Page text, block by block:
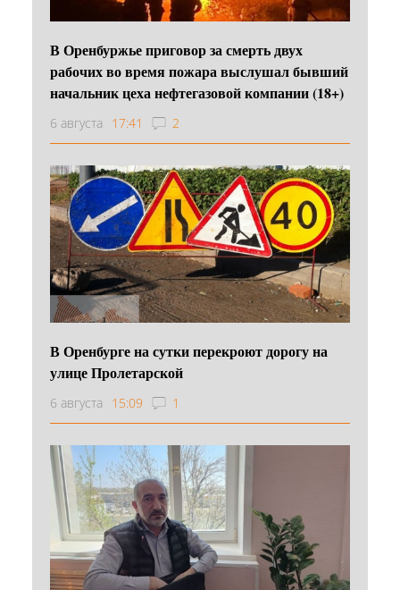
В Оренбуржье приговор за смерть двух
рабочих во время пожара выслушал бывший
начальник цеха нефтегазовой компании (18+)
6 августа 17:41 2
В Оренбурге на сутки перекроют дорогу на
улице Пролетарской
6 августа 15:09 1